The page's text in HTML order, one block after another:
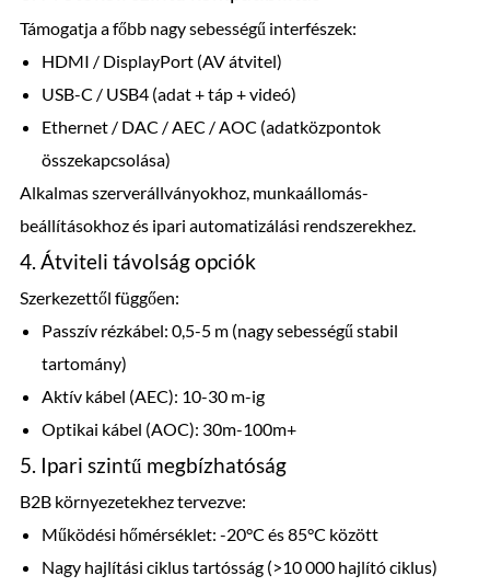
Támogatja a főbb nagy sebességű interfészek:
HDMI / DisplayPort (AV átvitel)
USB-C / USB4 (adat + táp + videó)
Ethernet / DAC / AEC / AOC (adatközpontok
összekapcsolása)
Alkalmas szerverállványokhoz, munkaállomás-
beállításokhoz és ipari automatizálási rendszerekhez.
4. Átviteli távolság opciók
Szerkezettől függően:
Passzív rézkábel: 0,5-5 m (nagy sebességű stabil
tartomány)
Aktív kábel (AEC): 10-30 m-ig
Optikai kábel (AOC): 30m-100m+
5. Ipari szintű megbízhatóság
B2B környezetekhez tervezve:
Működési hőmérséklet: -20°C és 85°C között
Nagy hajlítási ciklus tartósság (>10 000 hajlító ciklus)